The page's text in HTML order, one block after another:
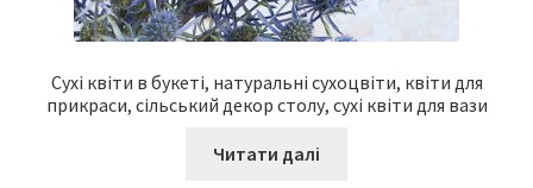
Сухі квіти в букеті, натуральні сухоцвіти, квіти для
прикраси, сільський декор столу, сухі квіти для вази
Читати далі